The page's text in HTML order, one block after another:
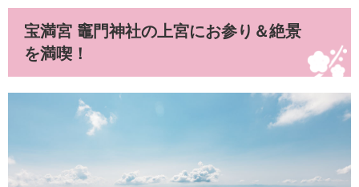
宝満宮 竈門神社の上宮にお参り＆絶景
を満喫！